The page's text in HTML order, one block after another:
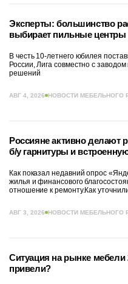
Эксперты: большинство
выбирает пильные
В честь 10-летнего юбилея
России, Лига совместно с
решений
АВГ 4, 2026 НОВОСТИ МЕБЕЛЬНОГО
Россияне активно делают
б/у гарнитуры и
Как показал недавний опрос
жилья и финансового
отношение к ремонту.Как
АВГ 3, 2026 НОВОСТИ МЕБЕЛЬНОГО
Ситуация на рынке мебели
привели?